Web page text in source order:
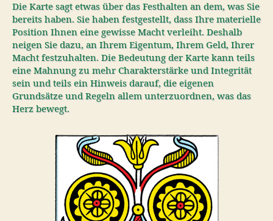
Die Karte sagt etwas über das Festhalten an dem, was Sie
bereits haben. Sie haben festgestellt, dass Ihre materielle
Position Ihnen eine gewisse Macht verleiht. Deshalb
neigen Sie dazu, an Ihrem Eigentum, Ihrem Geld, Ihrer
Macht festzuhalten. Die Bedeutung der Karte kann teils
eine Mahnung zu mehr Charakterstärke und Integrität
sein und teils ein Hinweis darauf, die eigenen
Grundsätze und Regeln allem unterzuordnen, was das
Herz bewegt.